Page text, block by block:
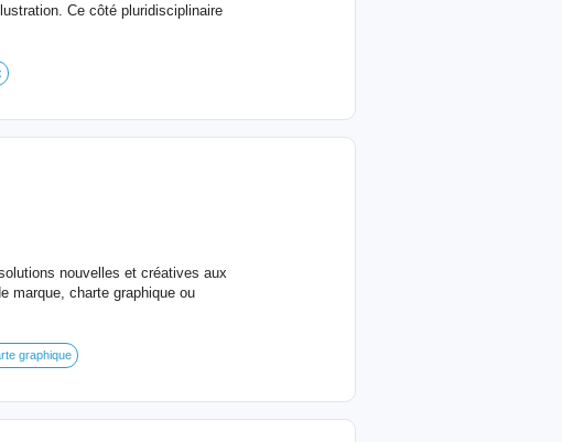
Ce côté pluridisciplinaire
nouvelles et créatives aux
marque, charte graphique ou
graphique